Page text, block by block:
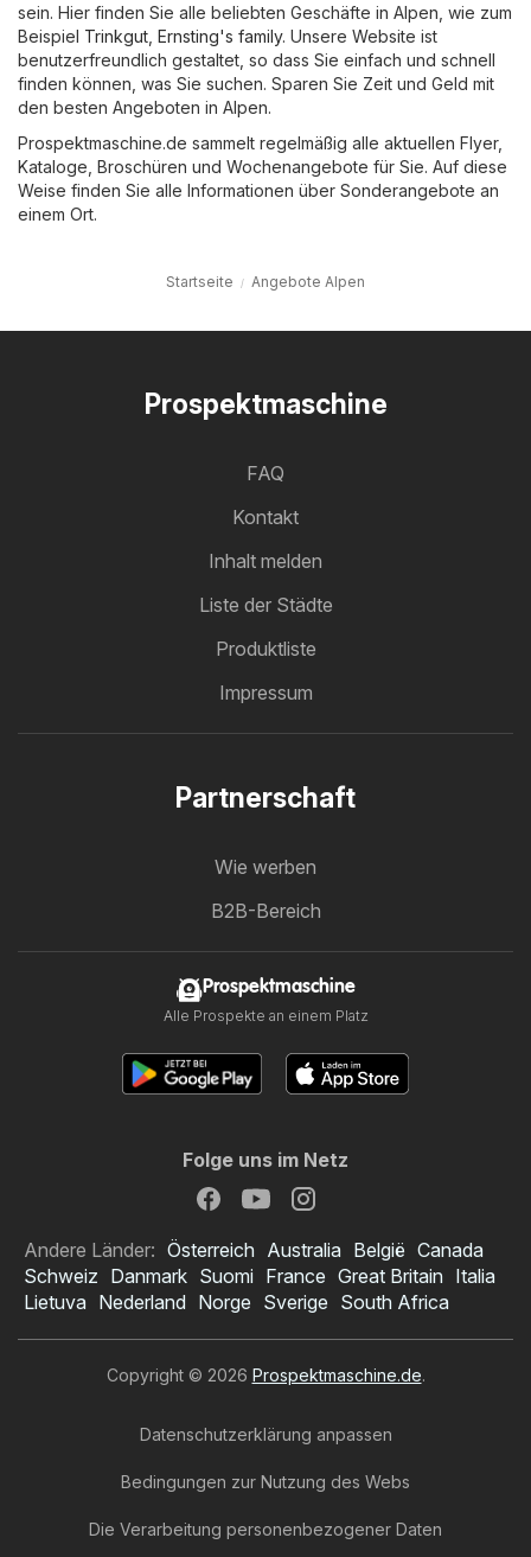
sein. Hier finden Sie alle beliebten Geschäfte in Alpen, wie zum
Beispiel Trinkgut Ernsting's family. Unsere Website ist
benutzerfreundlich gestaltet, so dass Sie einfach und schnell
finden können, was Sie suchen. Sparen Sie Zeit und Geld mit
den besten Angeboten in Alpen.
Prospektmaschine.de sammelt regelmäßig alle aktuellen Flyer,
Kataloge, Broschüren und Wochenangebote für Sie. Auf diese
Weise finden Sie alle Informationen über Sonderangebote an
einem Ort.
Startseite Angebote Alpen
Prospektmaschine
FAQ
Kontakt
Inhalt melden
Liste der Städte
Produktliste
Impressum
Partnerschaft
Wie werben
B2B-Bereich
Prospektmaschine
Alle Prospekte an einem Platz
Folge uns im Netz
Andere Länder: Österreich Australia België Canada
Schweiz Danmark Suomi France Great Britain Italia
Lietuva Nederland Norge Sverige South Africa
Copyright © 2026 Prospektmaschine.de.
Datenschutzerklärung anpassen
Bedingungen zur Nutzung des Webs
Die Verarbeitung personenbezogener Daten